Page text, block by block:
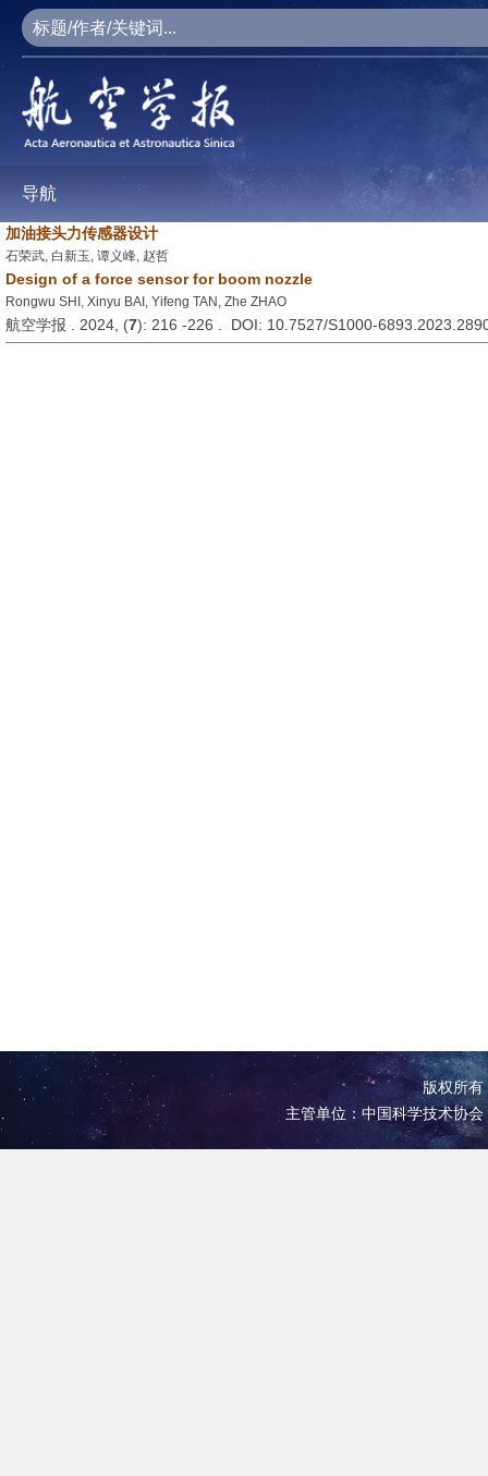
导航
加油接头力传感器设计
石荣武, 白新玉, 谭义峰, 赵哲
Design of a force sensor for boom nozzle
Rongwu SHI, Xinyu BAI, Yifeng TAN, Zhe ZHAO
航空学报 . 2024, (7): 216 -226 . DOI: 10.7527/S1000-
版权所
主管单位：中国科学技术协